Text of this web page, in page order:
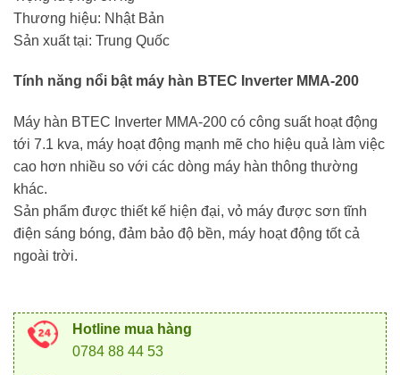
Thương hiệu: Nhật Bản
Sản xuất tại: Trung Quốc
Tính năng nổi bật máy hàn BTEC Inverter MMA-200
Máy hàn BTEC Inverter MMA-200 có công suất hoạt động
tới 7.1 kva, máy hoạt động mạnh mẽ cho hiệu quả làm việc
cao hơn nhiều so với các dòng máy hàn thông thường
khác.
Sản phẩm được thiết kế hiện đại, vỏ máy được sơn tĩnh
điện sáng bóng, đảm bảo độ bền, máy hoạt động tốt cả
ngoài trời.
Hotline mua hàng
0784 88 44 53